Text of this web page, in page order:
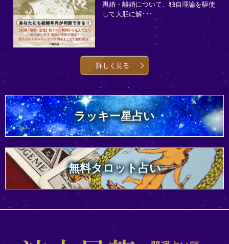
輿婚・離婚について、独自理論を駆使
して大胆に解･･･
詳しく見る
ラッキー星占い
無料タロット占い